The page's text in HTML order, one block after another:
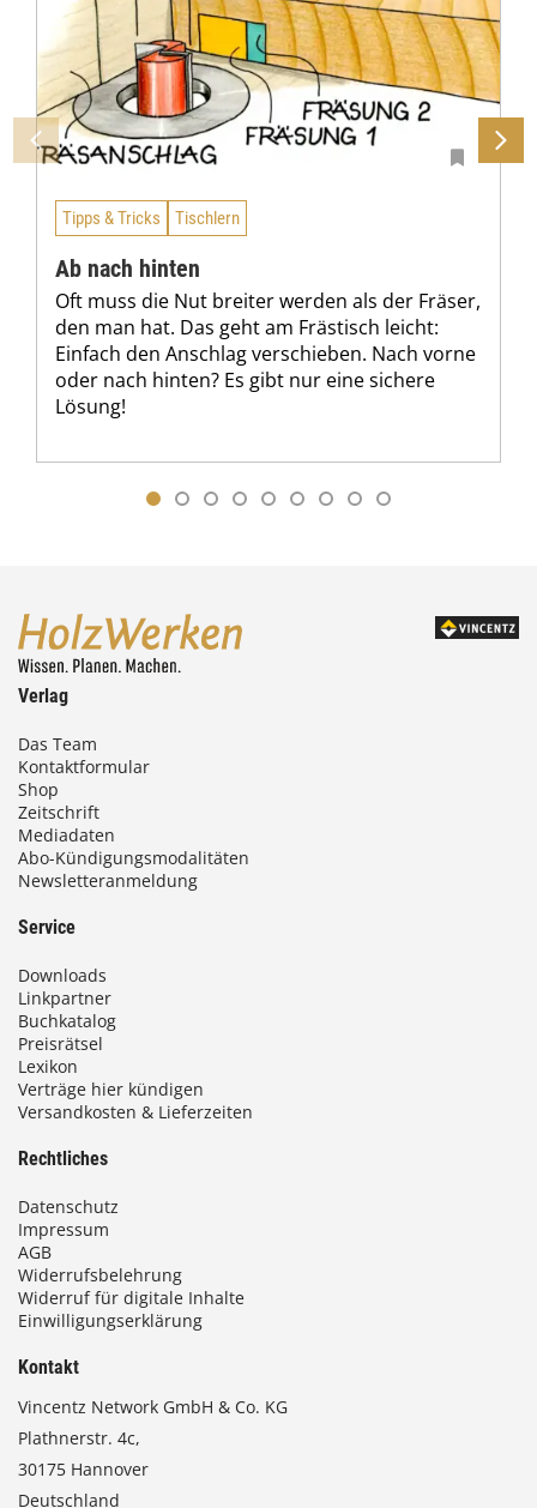
Tipps & Tricks Tischlern
Ab nach hinten
Oft muss die Nut breiter werden als der Fräser,
den man hat. Das geht am Frästisch leicht:
Einfach den Anschlag verschieben. Nach vorne
oder nach hinten? Es gibt nur eine sichere
Lösung!
Verlag
Das Team
Kontaktformular
Shop
Zeitschrift
Mediadaten
Abo-Kündigungsmodalitäten
Newsletteranmeldung
Service
Downloads
Linkpartner
Buchkatalog
Preisrätsel
Lexikon
Verträge hier kündigen
Versandkosten & Lieferzeiten
Rechtliches
Datenschutz
Impressum
AGB
Widerrufsbelehrung
Widerruf für digitale Inhalte
Einwilligungserklärung
Kontakt
Vincentz Network GmbH & Co. KG
Plathnerstr. 4c,
30175 Hannover
Deutschland